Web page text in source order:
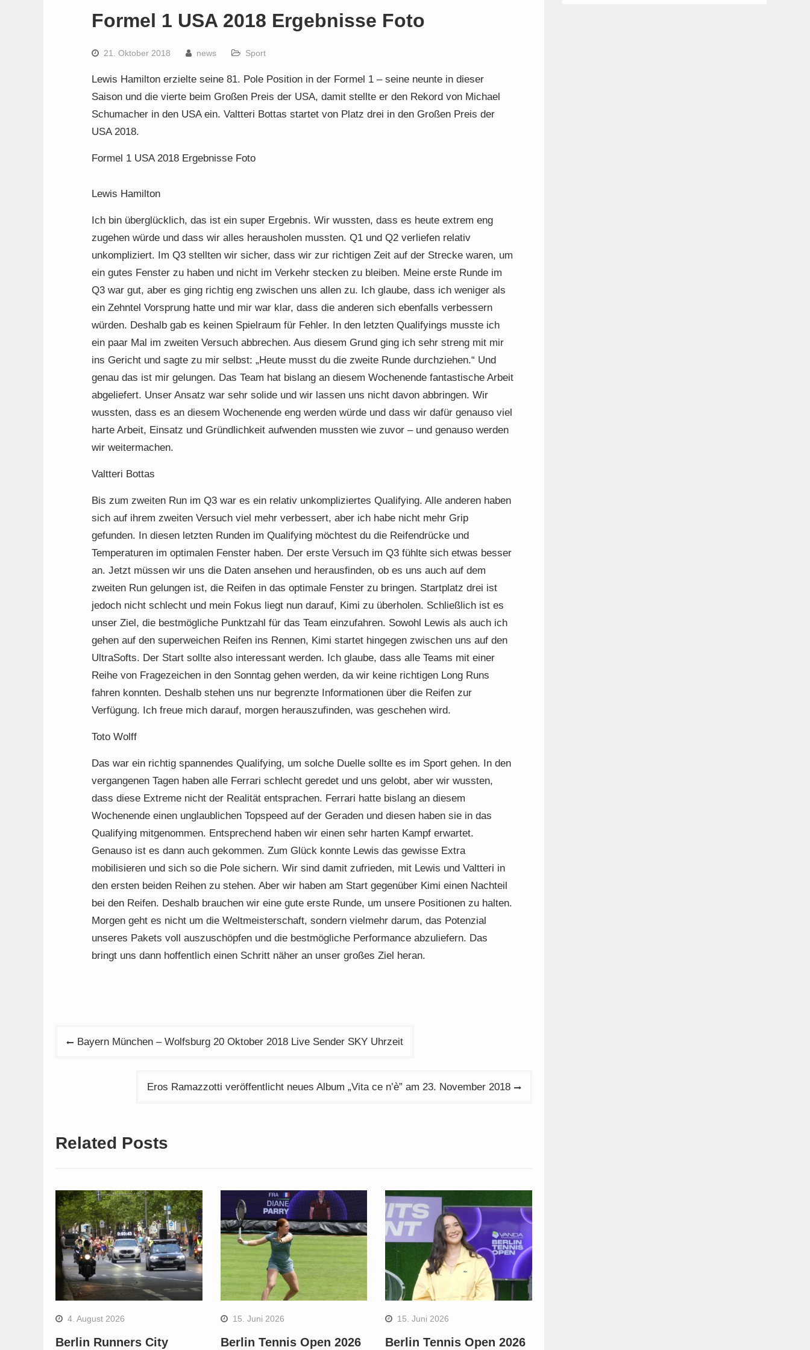
Formel 1 USA 2018 Ergebnisse Foto
21. Oktober 2018 news Sport
Lewis Hamilton erzielte seine 81. Pole Position in der Formel 1 – seine neunte in dieser
Saison und die vierte beim Großen Preis der USA, damit stellte er den Rekord von Michael
Schumacher in den USA ein. Valtteri Bottas startet von Platz drei in den Großen Preis der
USA 2018.
Formel 1 USA 2018 Ergebnisse Foto
Lewis Hamilton
Ich bin überglücklich, das ist ein super Ergebnis. Wir wussten, dass es heute extrem eng
zugehen würde und dass wir alles herausholen mussten. Q1 und Q2 verliefen relativ
unkompliziert. Im Q3 stellten wir sicher, dass wir zur richtigen Zeit auf der Strecke waren, um
ein gutes Fenster zu haben und nicht im Verkehr stecken zu bleiben. Meine erste Runde im
Q3 war gut, aber es ging richtig eng zwischen uns allen zu. Ich glaube, dass ich weniger als
ein Zehntel Vorsprung hatte und mir war klar, dass die anderen sich ebenfalls verbessern
würden. Deshalb gab es keinen Spielraum für Fehler. In den letzten Qualifyings musste ich
ein paar Mal im zweiten Versuch abbrechen. Aus diesem Grund ging ich sehr streng mit mir
ins Gericht und sagte zu mir selbst: „Heute musst du die zweite Runde durchziehen.“ Und
genau das ist mir gelungen. Das Team hat bislang an diesem Wochenende fantastische Arbeit
abgeliefert. Unser Ansatz war sehr solide und wir lassen uns nicht davon abbringen. Wir
wussten, dass es an diesem Wochenende eng werden würde und dass wir dafür genauso viel
harte Arbeit, Einsatz und Gründlichkeit aufwenden mussten wie zuvor – und genauso werden
wir weitermachen.
Valtteri Bottas
Bis zum zweiten Run im Q3 war es ein relativ unkompliziertes Qualifying. Alle anderen haben
sich auf ihrem zweiten Versuch viel mehr verbessert, aber ich habe nicht mehr Grip
gefunden. In diesen letzten Runden im Qualifying möchtest du die Reifendrücke und
Temperaturen im optimalen Fenster haben. Der erste Versuch im Q3 fühlte sich etwas besser
an. Jetzt müssen wir uns die Daten ansehen und herausfinden, ob es uns auch auf dem
zweiten Run gelungen ist, die Reifen in das optimale Fenster zu bringen. Startplatz drei ist
jedoch nicht schlecht und mein Fokus liegt nun darauf, Kimi zu überholen. Schließlich ist es
unser Ziel, die bestmögliche Punktzahl für das Team einzufahren. Sowohl Lewis als auch ich
gehen auf den superweichen Reifen ins Rennen, Kimi startet hingegen zwischen uns auf den
UltraSofts. Der Start sollte also interessant werden. Ich glaube, dass alle Teams mit einer
Reihe von Fragezeichen in den Sonntag gehen werden, da wir keine richtigen Long Runs
fahren konnten. Deshalb stehen uns nur begrenzte Informationen über die Reifen zur
Verfügung. Ich freue mich darauf, morgen herauszufinden, was geschehen wird.
Toto Wolff
Das war ein richtig spannendes Qualifying, um solche Duelle sollte es im Sport gehen. In den
vergangenen Tagen haben alle Ferrari schlecht geredet und uns gelobt, aber wir wussten,
dass diese Extreme nicht der Realität entsprachen. Ferrari hatte bislang an diesem
Wochenende einen unglaublichen Topspeed auf der Geraden und diesen haben sie in das
Qualifying mitgenommen. Entsprechend haben wir einen sehr harten Kampf erwartet.
Genauso ist es dann auch gekommen. Zum Glück konnte Lewis das gewisse Extra
mobilisieren und sich so die Pole sichern. Wir sind damit zufrieden, mit Lewis und Valtteri in
den ersten beiden Reihen zu stehen. Aber wir haben am Start gegenüber Kimi einen Nachteil
bei den Reifen. Deshalb brauchen wir eine gute erste Runde, um unsere Positionen zu halten.
Morgen geht es nicht um die Weltmeisterschaft, sondern vielmehr darum, das Potenzial
unseres Pakets voll auszuschöpfen und die bestmögliche Performance abzuliefern. Das
bringt uns dann hoffentlich einen Schritt näher an unser großes Ziel heran.
Beitragsnavigation
Bayern München – Wolfsburg 20 Oktober 2018 Live Sender SKY Uhrzeit
Eros Ramazzotti veröffentlicht neues Album „Vita ce n’è” am 23. November 2018
Related Posts
4. August 2026
Berlin Runners City
15. Juni 2026
Berlin Tennis Open 2026
15. Juni 2026
Berlin Tennis Open 2026